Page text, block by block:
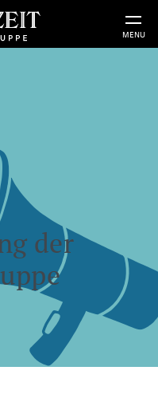
MENU
der